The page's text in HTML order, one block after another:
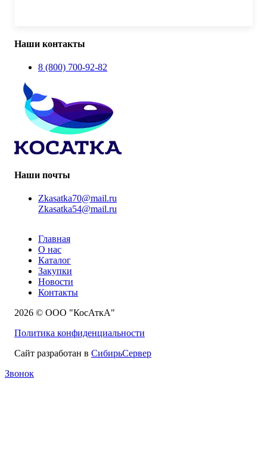
Наши контакты
8 (800) 700-92-82
Наши почты
Zkasatka70@mail.ru
Zkasatka54@mail.ru
Главная
О нас
Каталог
Закупки
Новости
Контакты
2026 © ООО "КосАткА"
Политика конфиденциальности
Сайт разработан в СибирьСервер
Звонок